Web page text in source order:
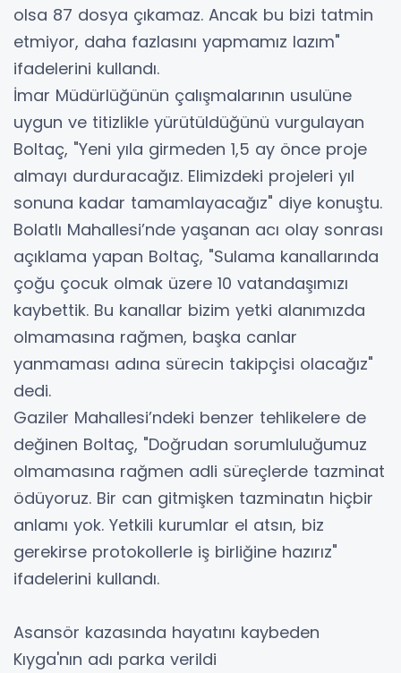
olsa 87 dosya çıkamaz. Ancak bu bizi tatmin
etmiyor, daha fazlasını yapmamız lazım"
ifadelerini kullandı.
İmar Müdürlüğünün çalışmalarının usulüne
uygun ve titizlikle yürütüldüğünü vurgulayan
Boltaç, "Yeni yıla girmeden 1,5 ay önce proje
almayı durduracağız. Elimizdeki projeleri yıl
sonuna kadar tamamlayacağız" diye konuştu.
Bolatlı Mahallesi’nde yaşanan acı olay sonrası
açıklama yapan Boltaç, "Sulama kanallarında
çoğu çocuk olmak üzere 10 vatandaşımızı
kaybettik. Bu kanallar bizim yetki alanımızda
olmamasına rağmen, başka canlar
yanmaması adına sürecin takipçisi olacağız"
dedi.
Gaziler Mahallesi’ndeki benzer tehlikelere de
değinen Boltaç, "Doğrudan sorumluluğumuz
olmamasına rağmen adli süreçlerde tazminat
ödüyoruz. Bir can gitmişken tazminatın hiçbir
anlamı yok. Yetkili kurumlar el atsın, biz
gerekirse protokollerle iş birliğine hazırız"
ifadelerini kullandı.
Asansör kazasında hayatını kaybeden
Kıyga'nın adı parka verildi